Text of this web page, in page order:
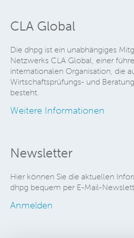
CLA Global
Die dhpg ist ein unabhängiges
Netzwerks CLA Global, einer
internationalen Organisation, die
Wirtschaftsprüfungs- und
besteht.
Weitere Informationen
Newsletter
Hier können Sie die aktuellen
dhpg bequem per E-Mail-
Anmelden